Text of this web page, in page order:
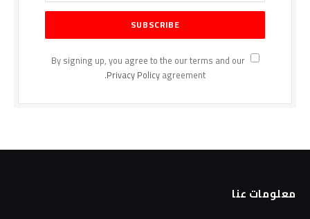
By signing up, you agree to the our terms and our
Privacy Policyagreement.
معلومات عنا